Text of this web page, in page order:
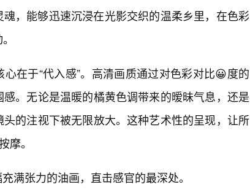
，能够迅速沉浸在光影交织的温柔乡里，在色彩
在于“代入感”。高清画质通过对色彩对比😀度的
。无论是温暖的橘黄色调带来的暧昧气息，还是
的注视下被无限放大。这种艺术性的呈现，让所
摩。
满张力的油画，直击感官的最深处。